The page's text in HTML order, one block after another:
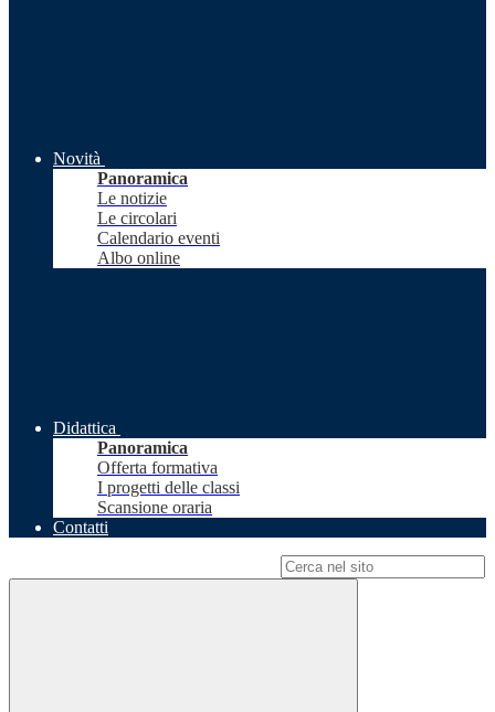
Novità
Panoramica
Le notizie
Le circolari
Calendario eventi
Albo online
Didattica
Panoramica
Offerta formativa
I progetti delle classi
Scansione oraria
Contatti